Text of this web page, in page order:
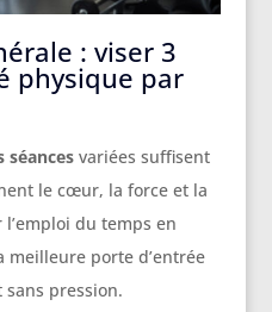
: viser 3
physique par
séancesvariées suffisent
le cœur, la force et la
du temps en
meilleure porte d’entrée
pression.